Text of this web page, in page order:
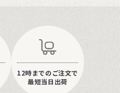
トによるオートメーション化が
12時までのご注文で
最短当日出荷